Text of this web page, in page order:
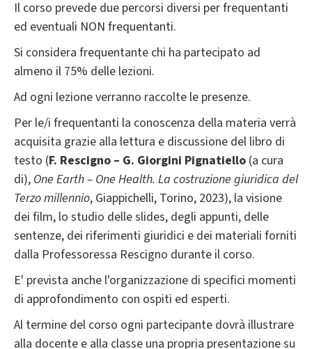
Il corso prevede due percorsi diversi per frequentanti
ed eventuali NON frequentanti.
Si considera frequentante chi ha partecipato ad
almeno il 75% delle lezioni.
Ad ogni lezione verranno raccolte le presenze.
Per le/i frequentanti la conoscenza della materia verrà
acquisita grazie alla lettura e discussione del libro di
testo (F. Rescigno – G. Giorgini Pignatiello (a cura
di), One Earth – One Health. La costruzione giuridica del
Terzo millennio, Giappichelli, Torino, 2023), la visione
dei film, lo studio delle slides, degli appunti, delle
sentenze, dei riferimenti giuridici e dei materiali forniti
dalla Professoressa Rescigno durante il corso.
E' prevista anche l'organizzazione di specifici momenti
di approfondimento con ospiti ed esperti.
Al termine del corso ogni partecipante dovrà illustrare
alla docente e alla classe una propria presentazione su